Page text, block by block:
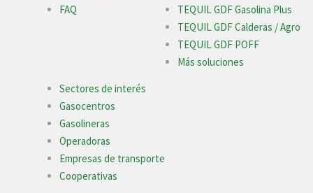
FAQ
TEQUIL GDF Gasolina Plus
TEQUIL GDF Calderas / Agro
TEQUIL GDF POFF
Más soluciones
Sectores de interés
Gasocentros
Gasolineras
Operadoras
Empresas de transporte
Cooperativas